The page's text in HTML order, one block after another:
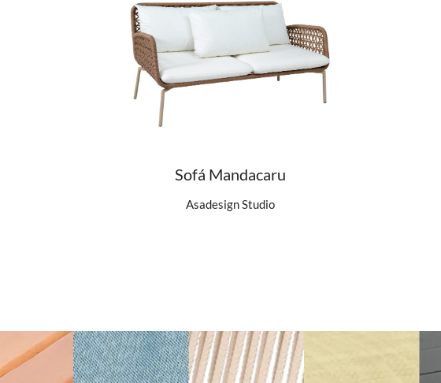
Ver detalhes do produto
Sofá Mandacaru
Asadesign Studio